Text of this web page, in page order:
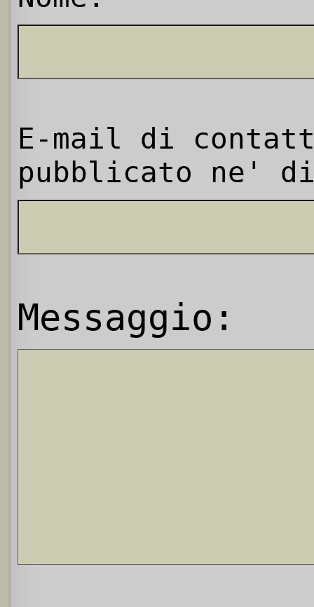
E-mail di
pubblicato ne'
Messaggio: